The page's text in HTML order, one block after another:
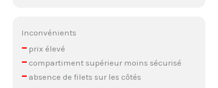
Inconvénients
– prix élevé
– compartiment supérieur moins sécurisé
– absence de filets sur les côtés